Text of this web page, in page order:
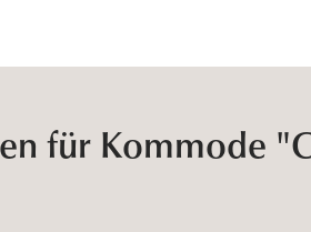
für Kommode